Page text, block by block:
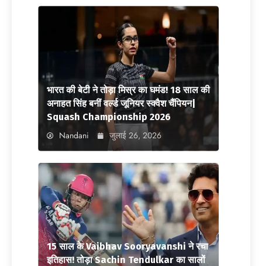
भारत की बेटी ने तोड़ा मिस्र का घमंड! 18 साल की
अनाहत सिंह बनीं वर्ल्ड जूनियर स्क्वैश चैंपियन|
Squash Championship 2026
Nandani जुलाई 26, 2026
15 साल के Vaibhav Sooryavanshi ने रचा
इतिहास! तोड़ा Sachin Tendulkar का सालों